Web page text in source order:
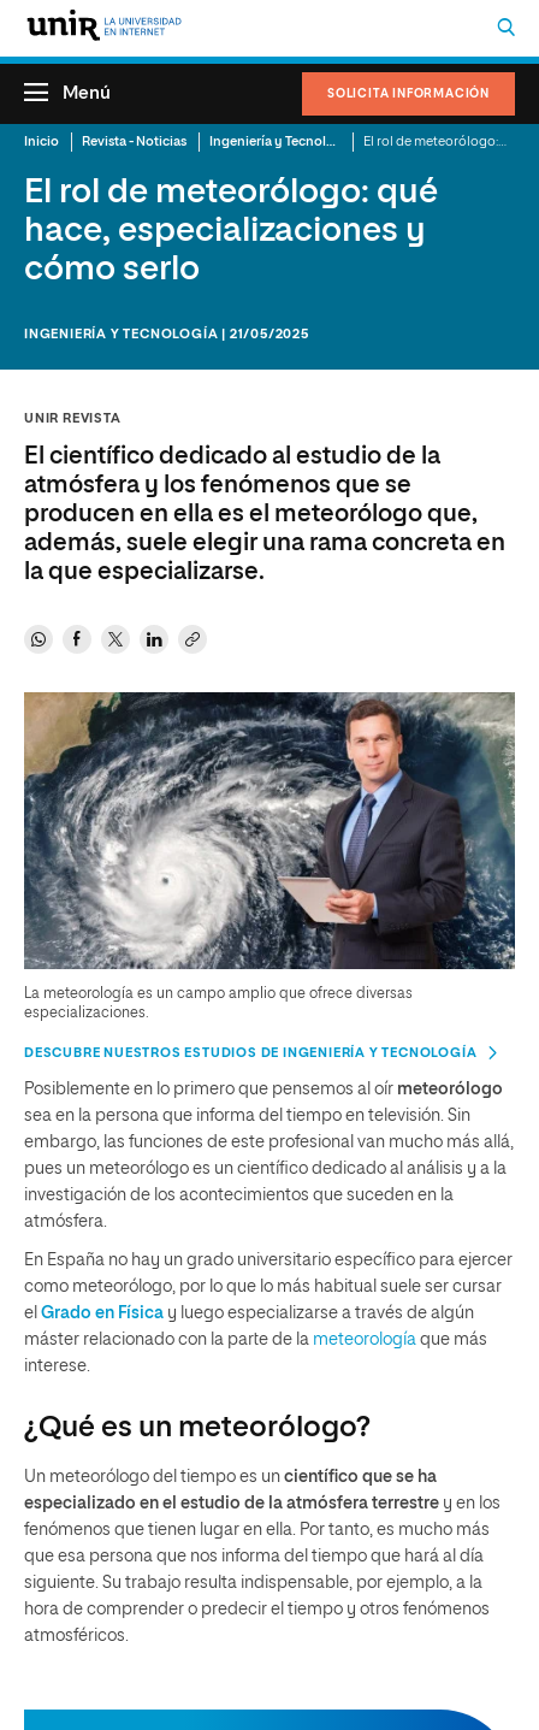
SOLICITA INFORMACIÓN
Menú
Inicio Revista - Noticias Ingeniería y Tecnología
El rol de meteorólogo: qué
hace, especializaciones y
cómo serlo
INGENIERÍA Y TECNOLOGÍA | 21/05/2025
UNIR REVISTA
El científico dedicado al estudio de la
atmósfera y los fenómenos que se
producen en ella es el meteorólogo que,
además, suele elegir una rama concreta en
la que especializarse.
La meteorología es un campo amplio que ofrece diversas
especializaciones.
DESCUBRE NUESTROS ESTUDIOS DE INGENIERÍA Y TECNOLOGÍA
Posiblemente en lo primero que pensemos al oír meteorólogo
sea en la persona que informa del tiempo en televisión. Sin
embargo, las funciones de este profesional van mucho más allá,
pues un meteorólogo es un científico dedicado al análisis y a la
investigación de los acontecimientos que suceden en la
atmósfera.
En España no hay un grado universitario específico para ejercer
como meteorólogo, por lo que lo más habitual suele ser cursar
el Grado en Física y luego especializarse a través de algún
máster relacionado con la parte de la meteorología que más
interese.
¿Qué es un meteorólogo?
Un meteorólogo del tiempo es un científico que se ha
especializado en el estudio de la atmósfera terrestre y en los
fenómenos que tienen lugar en ella. Por tanto, es mucho más
que esa persona que nos informa del tiempo que hará al día
siguiente. Su trabajo resulta indispensable, por ejemplo, a la
hora de comprender o predecir el tiempo y otros fenómenos
atmosféricos.